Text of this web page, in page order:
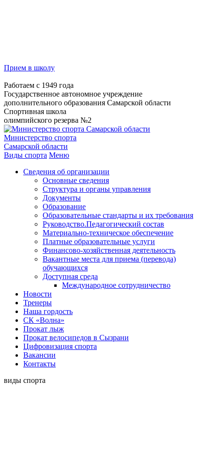
Прием в школу
Работаем с 1949 года
Государственное автономное учреждение
дополнительного образования Самарской области
Спортивная школа
олимпийского резерва №2
Министерство спорта
Самарской области
Виды спорта Меню
Сведения об организации
Основные сведения
Структура и органы управления
Документы
Образование
Образовательные стандарты и их требования
Руководство.Педагогический состав
Материально-техническое обеспечение
Платные образовательные услуги
Финансово-хозяйственная деятельность
Вакантные места для приема (перевода)
обучающихся
Доступная среда
Международное сотрудничество
Новости
Тренеры
Наша гордость
СК «Волна»
Прокат лыж
Прокат велосипедов в Сызрани
Цифровизация спорта
Вакансии
Контакты
виды спорта